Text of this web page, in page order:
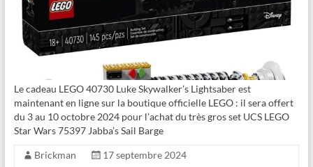
Le cadeau LEGO 40730 Luke Skywalker’s Lightsaber est
maintenant en ligne sur la boutique officielle LEGO : il sera offert
du 3 au 10 octobre 2024 pour l’achat du très gros set UCS LEGO
Star Wars 75397 Jabba’s Sail Barge
Brickman
17 septembre 2024